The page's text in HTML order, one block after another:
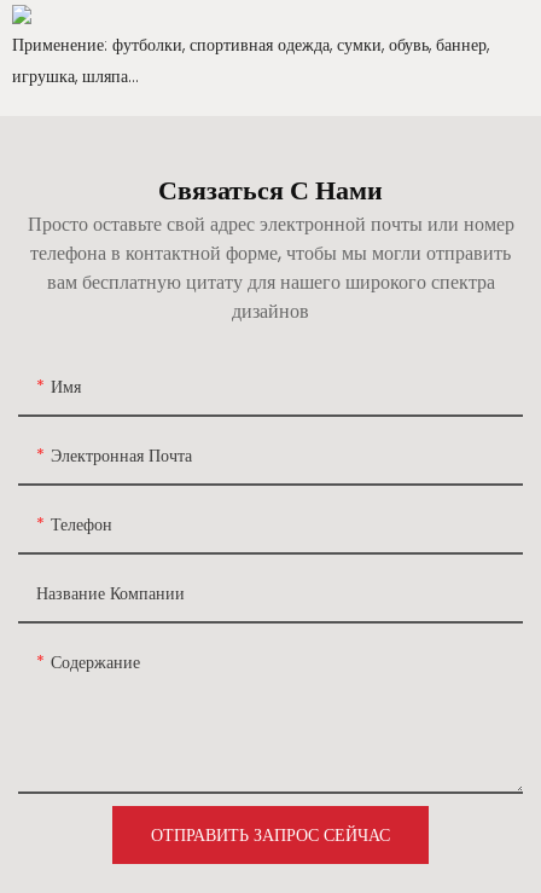
Применение: футболки, спортивная одежда, сумки, обувь, баннер,
игрушка, шляпа…
Связаться С Нами
Просто оставьте свой адрес электронной почты или номер
телефона в контактной форме, чтобы мы могли отправить
вам бесплатную цитату для нашего широкого спектра
дизайнов
Имя
Электронная Почта
Телефон
Название Компании
Содержание
ОТПРАВИТЬ ЗАПРОС СЕЙЧАС